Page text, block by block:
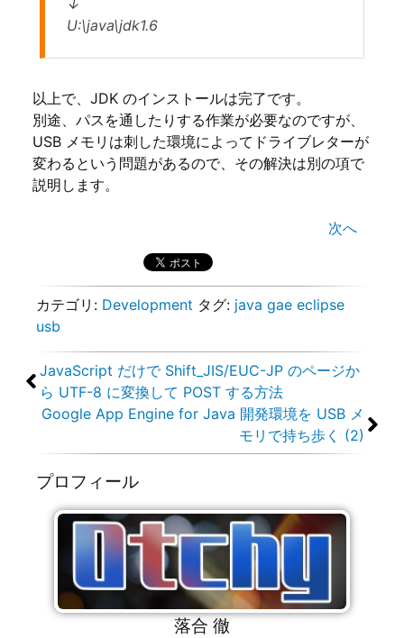
U:\java\jdk1.6
以上で、JDK のインストールは完了です。
別途、パスを通したりする作業が必要なのですが、
USB メモリは刺した環境によってドライブレターが
変わるという問題があるので、その解決は別の項で
説明します。
次へ
カテゴリ: Development タグ: java gae eclipse
usb
JavaScript だけで Shift_JIS/EUC-JP のページか
ら UTF-8 に変換して POST する方法
Google App Engine for Java 開発環境を USB メ
モリで持ち歩く (2)
プロフィール
落合 徹